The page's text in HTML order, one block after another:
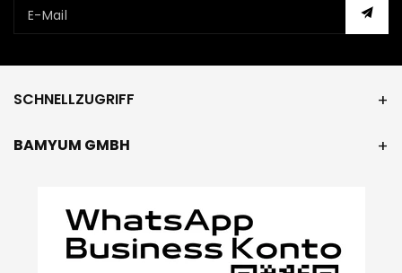
E-Mail
SCHNELLZUGRIFF
BAMYUM GMBH